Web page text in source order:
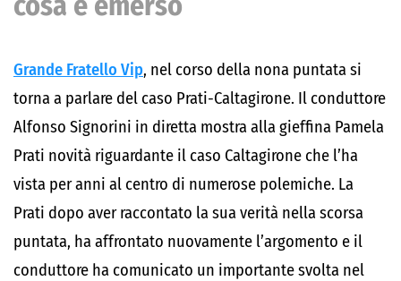
Grande Fratello Vip, nel corso della nona puntata si
torna a parlare del caso Prati-Caltagirone. Il conduttore
Alfonso Signorini in diretta mostra alla gieffina Pamela
Prati novità riguardante il caso Caltagirone che l’ha
vista per anni al centro di numerose polemiche. La
Prati dopo aver raccontato la sua verità nella scorsa
puntata, ha affrontato nuovamente l’argomento e il
conduttore ha comunicato un importante svolta nel